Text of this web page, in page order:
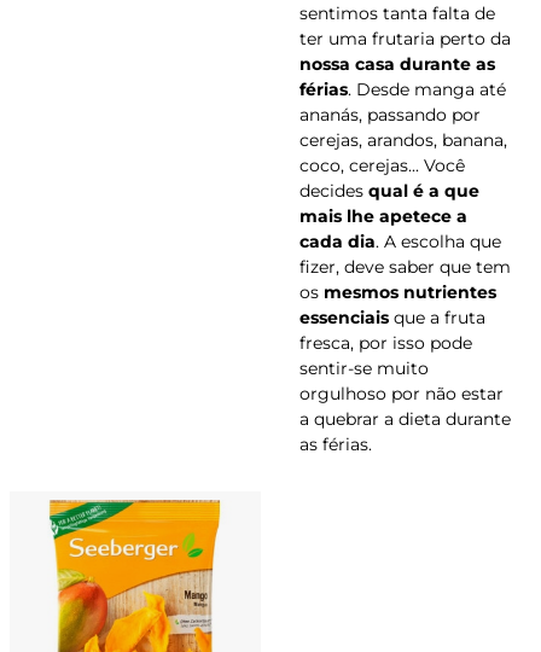
sentimos tanta falta de
ter uma frutaria perto da
nossa casa durante as
férias. Desde manga até
ananás, passando por
cerejas, arandos, banana,
coco, cerejas... Você
decides qual é a que
mais lhe apetece a
cada dia. A escolha que
fizer, deve saber que tem
os mesmos nutrientes
essenciais que a fruta
fresca, por isso pode
sentir-se muito
orgulhoso por não estar
a quebrar a dieta durante
as férias.